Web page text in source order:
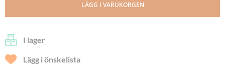
LÄGG I VARUKORGEN
I lager
Lägg i önskelista